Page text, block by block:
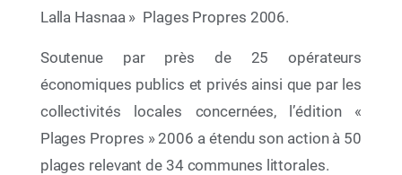
Lalla Hasnaa » Plages Propres 2006.
Soutenue par près de 25 opérateurs
économiques publics et privés ainsi que par les
collectivités locales concernées, l’édition «
Plages Propres » 2006 a étendu son action à 50
plages relevant de 34 communes littorales.